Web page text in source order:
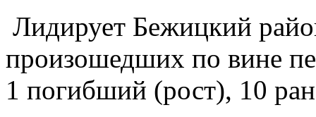
Лидирует Бежицкий
произошедших по вине
1 погибший (рост), 10